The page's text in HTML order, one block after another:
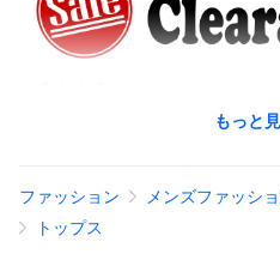
〇安心の国内正規品が、各サイズ
ー Product Feature ー
もっと
ファッション メンズファッシ
トップス